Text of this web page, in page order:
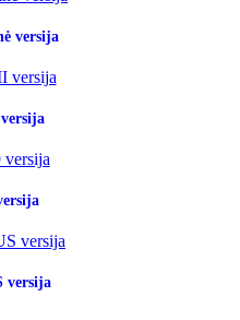
versija
versija